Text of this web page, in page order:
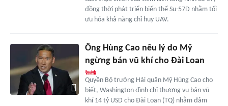
đồng thời phát triển biến thể Su-57D nhằm tối
ưu hóa khả năng chỉ huy UAV.
Ông Hùng Cao nêu lý do Mỹ
ngừng bán vũ khí cho Đài Loan
Quyền Bộ trưởng Hải quân Mỹ Hùng Cao cho
biết, Washington đình chỉ thương vụ bán vũ
khí 14 tỷ USD cho Đài Loan (TQ) nhằm đảm